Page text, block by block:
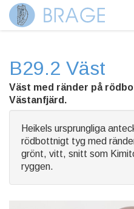
B29.2 Väst
Väst med ränder på
Västanfjärd.
Heikels ursprungliga
rödbottnigt tyg med
grönt, vitt, snitt som
ryggen.